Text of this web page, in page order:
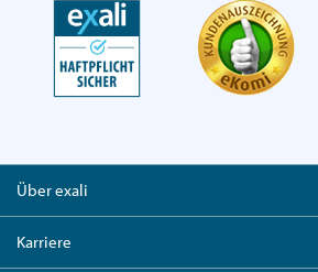
Über exali
Karriere